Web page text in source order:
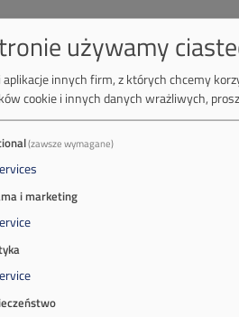
używamy
aplikacje innych firm, z których chcemy
cookie i innych danych wrażliwych,
(zawsze wymagane)
i marketing